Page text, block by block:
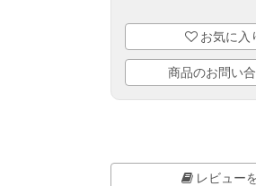
お気に入
商品のお問い
レビュー